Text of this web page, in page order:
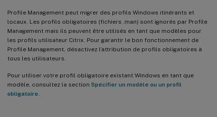
Profile Management peut migrer des profils Windows itinérants et
locaux. Les profils obligatoires (fichiers .man) sont ignorés par Profile
Management mais ils peuvent être utilisés en tant que modèles pour
les profils utilisateur Citrix. Pour garantir le bon fonctionnement de
Profile Management, désactivez l’attribution de profils obligatoires à
tous les utilisateurs.
Pour utiliser votre profil obligatoire existant Windows en tant que
modèle, consultez la section Spécifier un modèle ou un profil
obligatoire